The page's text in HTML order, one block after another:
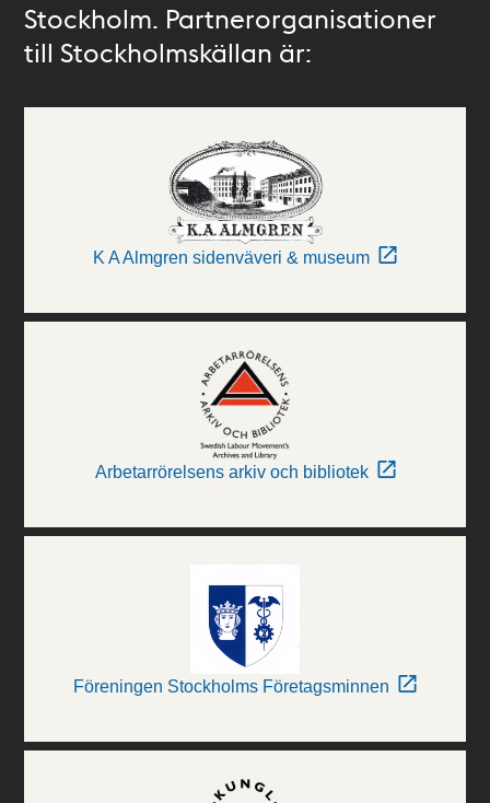
Stockholm. Partnerorganisationer
till Stockholmskällan är:
K A Almgren sidenväveri & museum
Arbetarrörelsens arkiv och bibliotek
Föreningen Stockholms Företagsminnen